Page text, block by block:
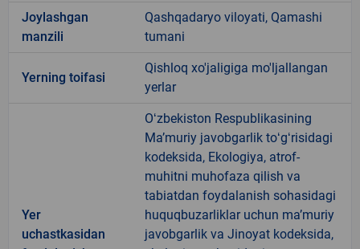
Joylashgan
manzili
Qashqadaryo viloyati, Qamashi
tumani
Yerning toifasi
Qishloq xo'jaligiga mo'ljallangan
yerlar
Yer
uchastkasidan
Oʻzbekiston Respublikasining
Maʼmuriy javobgarlik toʻgʻrisidagi
kodeksida, Ekologiya, atrof-
muhitni muhofaza qilish va
tabiatdan foydalanish sohasidagi
huquqbuzarliklar uchun maʼmuriy
javobgarlik va Jinoyat kodeksida,